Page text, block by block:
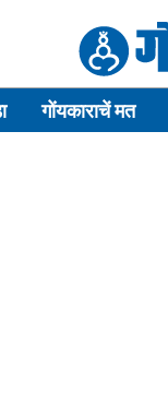
गोंयकाराचें मत